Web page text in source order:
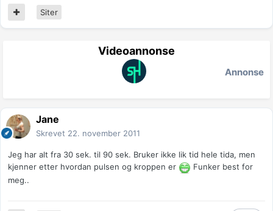
Siter
Videoannonse
Annonse
Jane
Skrevet 22. november 2011
Jeg har alt fra 30 sek. til 90 sek. Bruker ikke lik tid hele tida, men
kjenner etter hvordan pulsen og kroppen er
Funker best for
meg..